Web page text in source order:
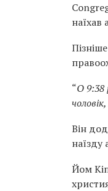
наїхав
“О 9:38
Він
наїзду
Йом